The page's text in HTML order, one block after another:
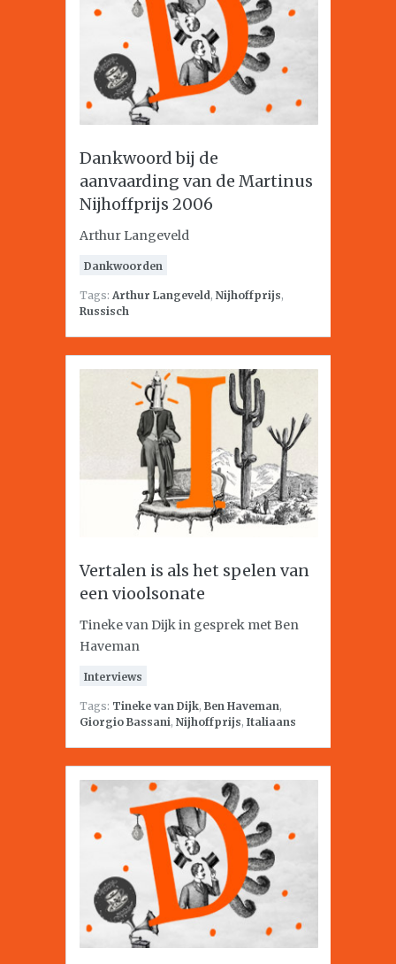
Dankwoord bij de
aanvaarding van de Martinus
Nijhoffprijs 2006
Arthur Langeveld
Dankwoorden
Tags: Arthur Langeveld, Nijhoffprijs,
Russisch
Vertalen is als het spelen van
een vioolsonate
Tineke van Dijk in gesprek met Ben
Haveman
Interviews
Tags: Tineke van Dijk, Ben Haveman,
Giorgio Bassani, Nijhoffprijs, Italiaans